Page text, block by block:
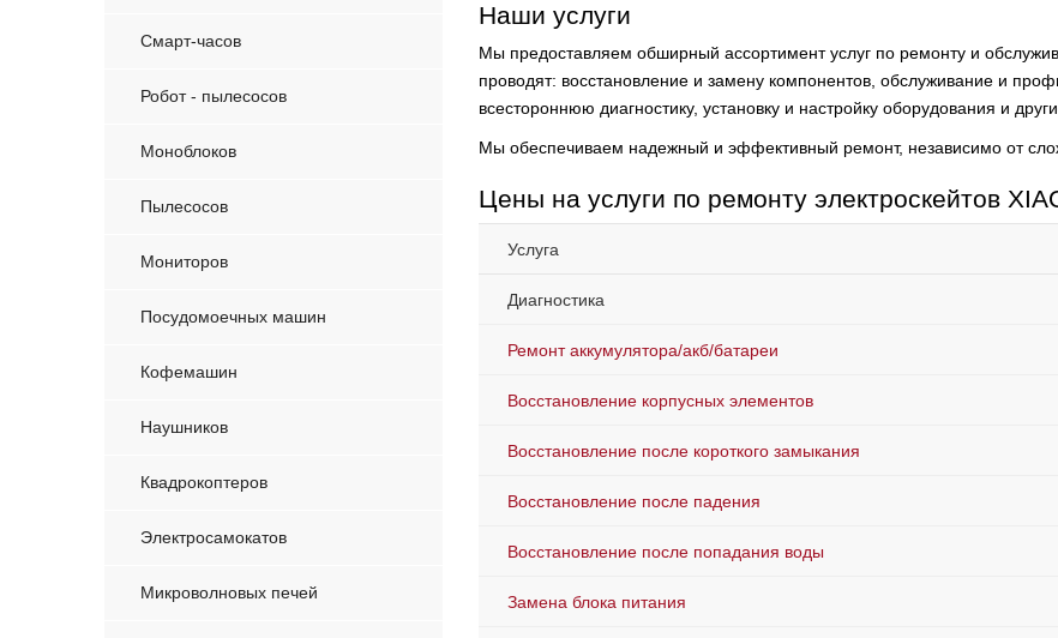
Смарт-часов
Робот - пылесосов
Моноблоков
Пылесосов
Мониторов
Посудомоечных машин
Кофемашин
Наушников
Квадрокоптеров
Электросамокатов
Микроволновых печей
Наши услуги
Мы предоставляем обширный ассортимент услуг по ремонту и
проводят: восстановление и замену компонентов, обслуживание и
всестороннюю диагностику, установку и настройку оборудования и
Мы обеспечиваем надежный и эффективный ремонт, независимо от
Цены на услуги по ремонту электроскейтов
Услуга
Диагностика
Ремонт аккумулятора/акб/батареи
Восстановление корпусных элементов
Восстановление после короткого замыкания
Восстановление после падения
Восстановление после попадания воды
Замена блока питания